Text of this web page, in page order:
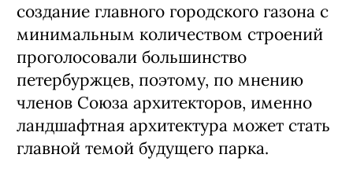
создание главного городского газона с
минимальным количеством строений
проголосовали большинство
петербуржцев, поэтому, по мнению
членов Союза архитекторов, именно
ландшафтная архитектура может стать
главной темой будущего парка.